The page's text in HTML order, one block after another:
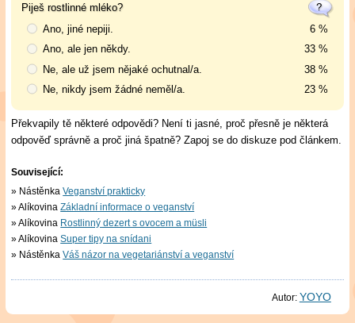
Piješ rostlinné mléko?
6 %
Ano, jiné nepiji.
33 %
Ano, ale jen někdy.
38 %
Ne, ale už jsem nějaké ochutnal/a.
23 %
Ne, nikdy jsem žádné neměl/a.
Překvapily tě některé odpovědi? Není ti jasné, proč přesně je některá
odpověď správně a proč jiná špatně? Zapoj se do diskuze pod článkem.
Související:
NástěnkaVeganství prakticky
AlíkovinaZákladní informace o veganství
Alíkovina Rostlinný dezert s ovocem a müsli
AlíkovinaSuper tipy na snídani
NástěnkaVáš názor na vegetariánství a veganství
Autor: YOYO